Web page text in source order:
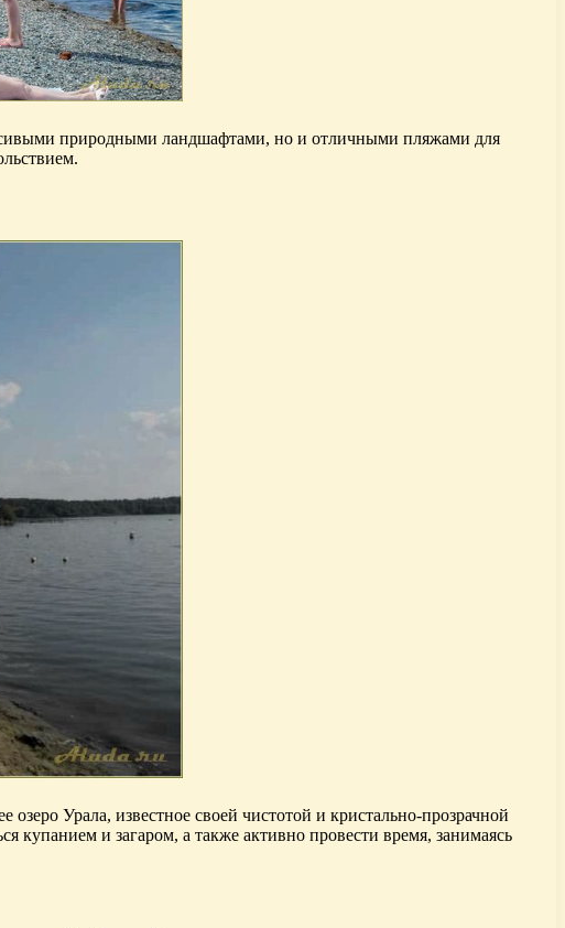
природными ландшафтами, но и отличными пляжами для
Урала, известное своей чистотой и кристально-прозрачной
и загаром, а также активно провести время, занимаясь